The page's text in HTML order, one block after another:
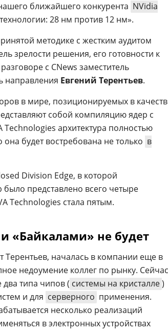
ближайшего конкурента NVidia
28 нм против 12 нм».
методике с жестким аудитом
зрелости решения, его готовности к
с CNews заместитель
направления Евгений Терентьев.
в мире, позиционируемых в
собой компиляцию ядер с
Technologies архитектура полностью
будет востребована не только в
Division Edge, в которой
было представлено всего четыре
Technologies стала пятым.
«Байкалами» не будет
Терентьев, началась в компании еще в
недоумение коллег по рынку. Сейчас
два типа чипов ( системы на кристалле)
и для серверного применения.
несколько реализаций
в электронных устройствах